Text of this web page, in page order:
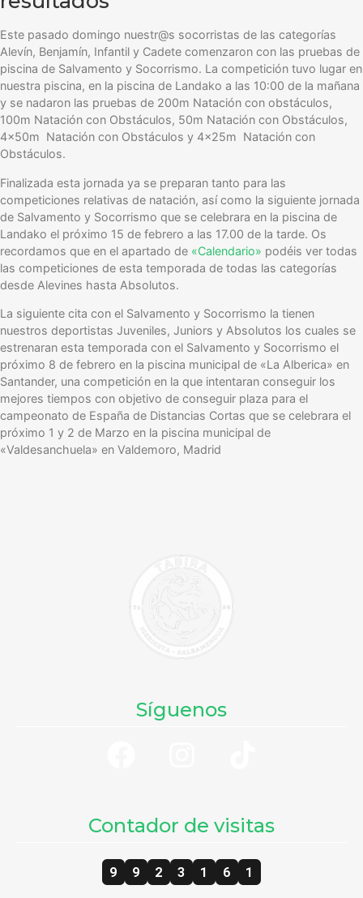
Este pasado domingo nuestr@s socorristas de las categorías
Alevín, Benjamín, Infantil y Cadete comenzaron con las pruebas de
piscina de Salvamento y Socorrismo. La competición tuvo lugar en
nuestra piscina, en la piscina de Landako a las 10:00 de la mañana
y se nadaron las pruebas de 200m Natación con obstáculos,
100m Natación con Obstáculos, 50m Natación con Obstáculos,
4x50m Natación con Obstáculos y 4x25m Natación con
Obstáculos.
Finalizada esta jornada ya se preparan tanto para las
competiciones relativas de natación, así como la siguiente jornada
de Salvamento y Socorrismo que se celebrara en la piscina de
Landako el próximo 15 de febrero a las 17.00 de la tarde. Os
recordamos que en el apartado de «Calendario» podéis ver todas
las competiciones de esta temporada de todas las categorías
desde Alevines hasta Absolutos.
La siguiente cita con el Salvamento y Socorrismo la tienen
nuestros deportistas Juveniles, Juniors y Absolutos los cuales se
estrenaran esta temporada con el Salvamento y Socorrismo el
próximo 8 de febrero en la piscina municipal de «La Alberica» en
Santander, una competición en la que intentaran conseguir los
mejores tiempos con objetivo de conseguir plaza para el
campeonato de España de Distancias Cortas que se celebrara el
próximo 1 y 2 de Marzo en la piscina municipal de
«Valdesanchuela» en Valdemoro, Madrid
Síguenos
Contador de visitas
9 9 2 3 1 6 1